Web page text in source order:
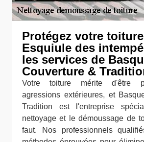
Protégez votre
Esquiule des
les services de
Couverture &
Votre toiture mérite d'être
agressions extérieures, et
Tradition est l'entreprise
nettoyage et le démoussage de
faut. Nos professionnels